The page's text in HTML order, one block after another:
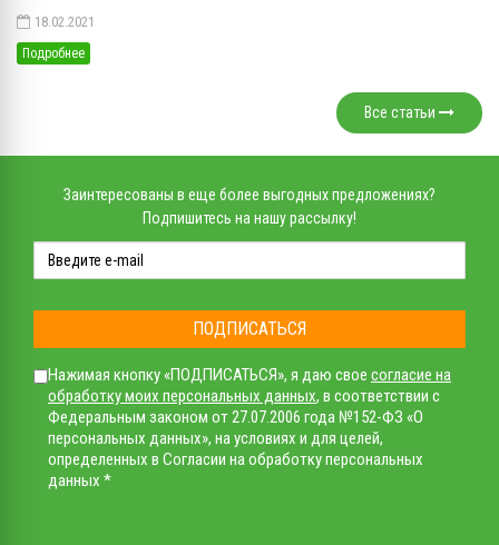
18.02.2021
Подробнее
Все статьи
Заинтересованы в еще более выгодных предложениях?
Подпишитесь на нашу рассылку!
ПОДПИСАТЬСЯ
Нажимая кнопку «ПОДПИСАТЬСЯ», я даю свое согласие на
обработку моих персональных данных, в соответствии с
Федеральным законом от 27.07.2006 года №152-ФЗ «О
персональных данных», на условиях и для целей,
определенных в Согласии на обработку персональных
данных *